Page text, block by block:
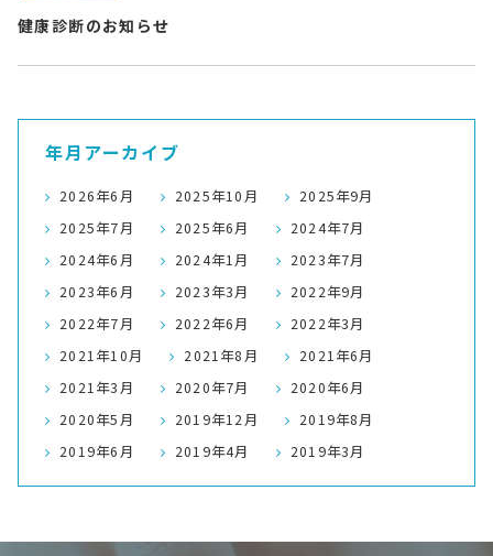
健康診断のお知らせ
年月アーカイブ
2026年6月 2025年10月
2025年9月
2025年7月
2025年6月
2024年7月
2024年6月
2024年1月
2023年7月
2023年6月
2023年3月
2022年9月
2022年7月
2022年6月
2022年3月
2021年10月
2021年8月
2021年6月
2021年3月
2020年7月
2020年6月
2020年5月
2019年12月
2019年8月
2019年6月
2019年4月 2019年3月